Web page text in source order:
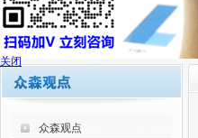
众森观点
关闭